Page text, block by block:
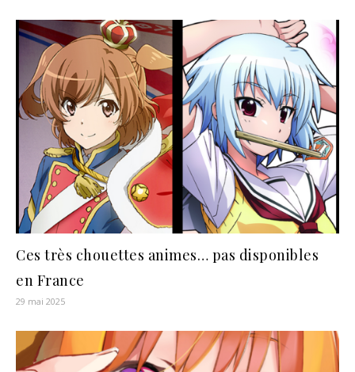
Ces très chouettes animes… pas disponibles
en France
29 mai 2025